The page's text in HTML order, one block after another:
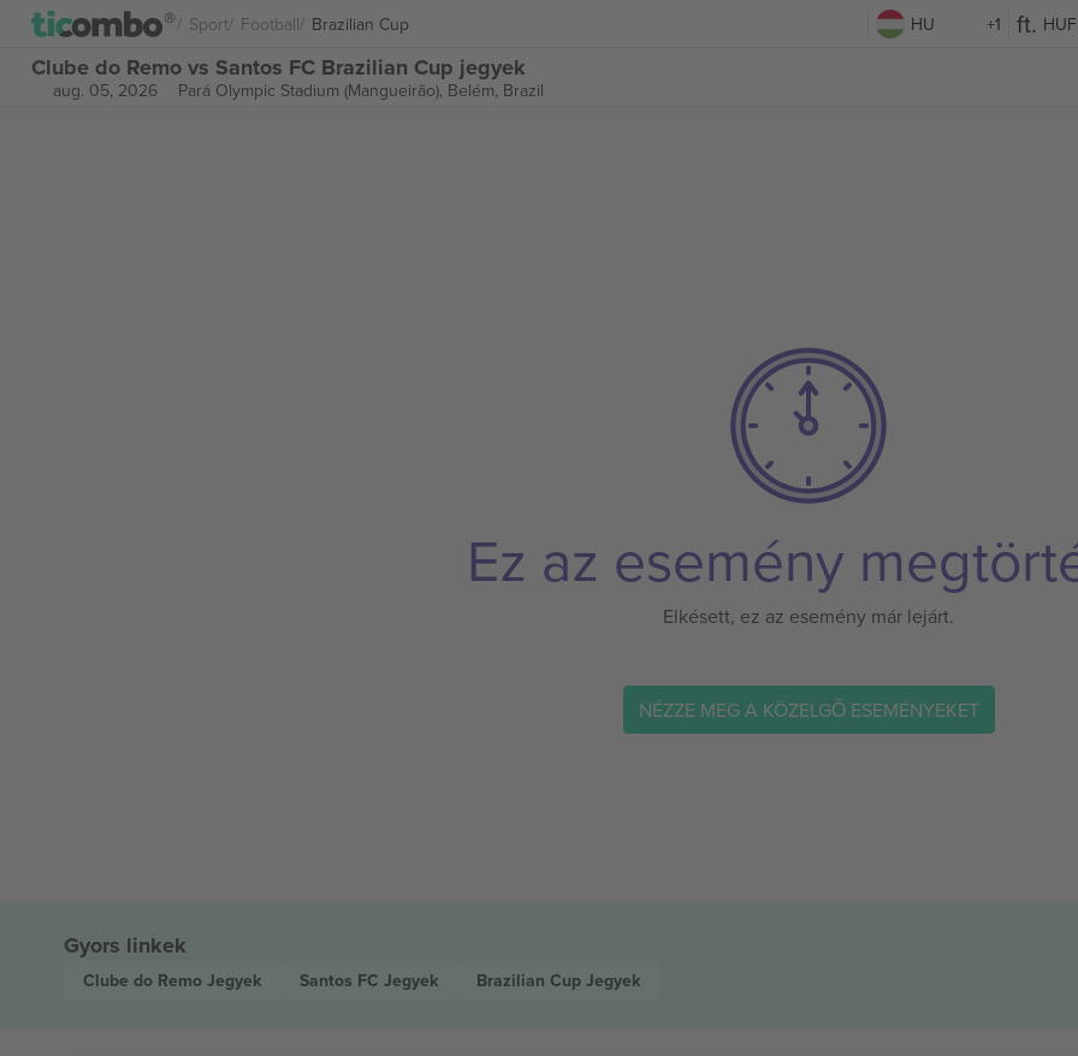
Sport Football Brazilian Cup HU +1 HUF
Clube do Remo vs Santos FC Brazilian Cup jegyek
aug. 05, 2026 Pará Olympic Stadium (Mangueirão), Belém, Brazil
Ez az esemény
Elkésett, ez az esemény már lejárt.
NÉZZE MEG A KÖZELGŐ ESEMÉNYEKET
Gyors linkek
Clube do Remo Jegyek Santos FC Jegyek Brazilian Cup Jegyek